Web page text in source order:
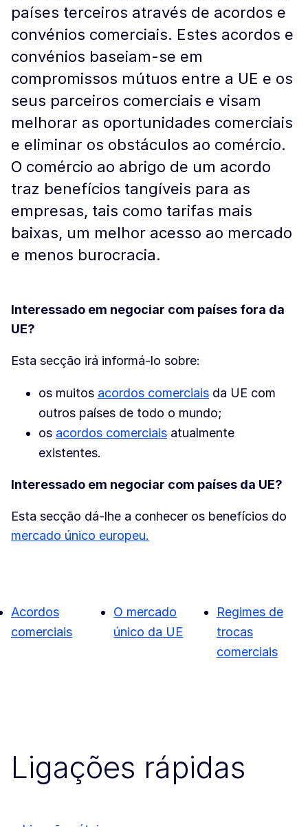
países terceiros através de acordos e
convénios comerciais. Estes acordos e
convénios baseiam-se em
compromissos mútuos entre a UE e os
seus parceiros comerciais e visam
melhorar as oportunidades comerciais
e eliminar os obstáculos ao comércio.
O comércio ao abrigo de um acordo
traz benefícios tangíveis para as
empresas, tais como tarifas mais
baixas, um melhor acesso ao mercado
e menos burocracia.
Interessado em negociar com países fora da
UE?
Esta secção irá informá-lo sobre:
os muitos acordos comerciais da UE com
outros países de todo o mundo;
os acordos comerciais atualmente
existentes.
Interessado em negociar com países da UE?
Esta secção dá-lhe a conhecer os benefícios do
mercado único europeu.
Acordos
comerciais
O mercado
único da UE
Regimes de
trocas
comerciais
Ligações rápidas